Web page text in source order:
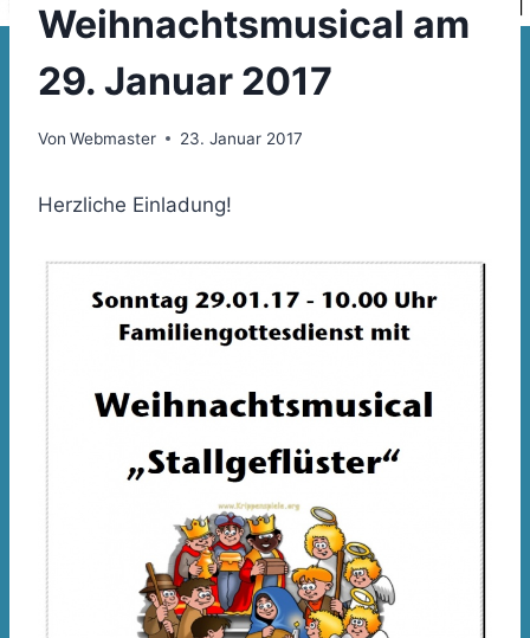
Weihnachtsmusical am
29. Januar 2017
Von Webmaster 23. Januar 2017
Herzliche Einladung!